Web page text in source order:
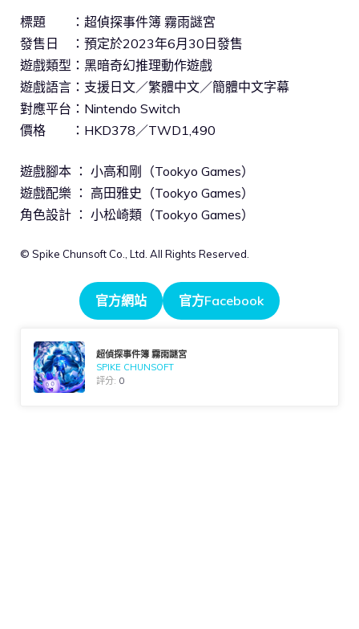
標題 ：超偵探事件簿 霧雨謎宮
發售日 ：預定於2023年6月30日發售
遊戲類型：黑暗奇幻推理動作遊戲
遊戲語言：支援日文／繁體中文／簡體中文字幕
對應平台：Nintendo Switch
價格 ：HKD378／TWD1,490
遊戲腳本 ： 小高和剛（Tookyo Games）
遊戲配樂 ： 高田雅史（Tookyo Games）
角色設計 ： 小松崎類（Tookyo Games）
© Spike Chunsoft Co., Ltd. All Rights Reserved.
官方網站 官方Facebook
超偵探事件簿 霧雨謎宮
SPIKE CHUNSOFT
評分: 0